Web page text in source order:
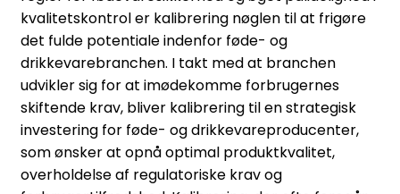
kvalitetskontrol er kalibrering nøglen til at frigøre
det fulde potentiale indenfor føde- og
drikkevarebranchen. I takt med at branchen
udvikler sig for at imødekomme forbrugernes
skiftende krav, bliver kalibrering til en strategisk
investering for føde- og drikkevareproducenter,
som ønsker at opnå optimal produktkvalitet,
overholdelse af regulatoriske krav og